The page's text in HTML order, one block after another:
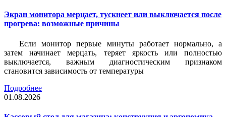
Экран монитора мерцает, тускнеет или выключается после
прогрева: возможные причины
Если монитор первые минуты работает нормально, а
затем начинает мерцать, теряет яркость или полностью
выключается, важным диагностическим признаком
становится зависимость от температуры
Подробнее
01.08.2026